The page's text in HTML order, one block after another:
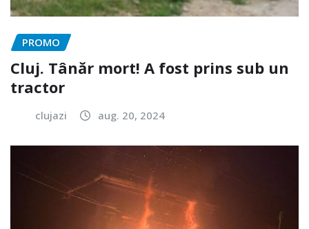
PROMO
Cluj. Tânăr mort! A fost prins sub un
tractor
clujazi aug. 20, 2024